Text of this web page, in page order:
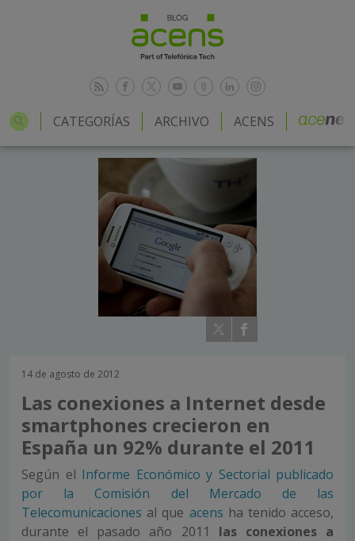
CATEGORÍAS ARCHIVO ACENS
14 de agosto de 2012
Las conexiones a Internet desde
smartphones crecieron en
España un 92% durante el 2011
Según el Informe Económico y Sectorial publicado
por la Comisión del Mercado de las
Telecomunicaciones al que acens ha tenido acceso,
durante el pasado año 2011 las conexiones a